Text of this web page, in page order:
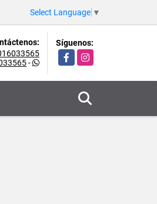
Select Language ▼
-
Síguenos:
FacebookInstagram